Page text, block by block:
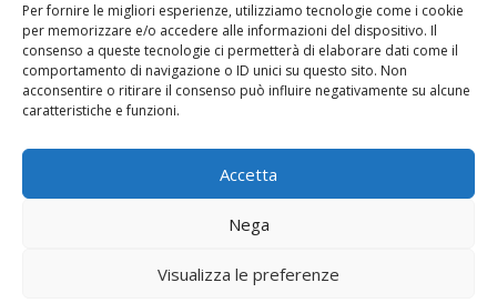
Per fornire le migliori esperienze, utilizziamo tecnologie come i cookie
per memorizzare e/o accedere alle informazioni del dispositivo. Il
consenso a queste tecnologie ci permetterà di elaborare dati come il
comportamento di navigazione o ID unici su questo sito. Non
acconsentire o ritirare il consenso può influire negativamente su alcune
caratteristiche e funzioni.
Accetta
Nega
Visualizza le preferenze
utilizzo| Cookies
Calvetto – P.IVA: 12798460155
Studio Legale Avv Calvetto – P.IVA: 12798460155 è responsabile per i
dati e la privacy e cookie policy di questo sito web